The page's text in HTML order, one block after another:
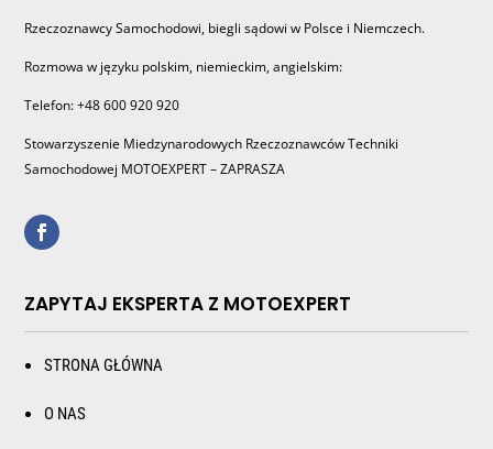
Rzeczoznawcy Samochodowi, biegli sądowi w Polsce i Niemczech.
Rozmowa w języku polskim, niemieckim, angielskim:
Telefon: +48 600 920 920
Stowarzyszenie Miedzynarodowych Rzeczoznawców Techniki
Samochodowej MOTOEXPERT – ZAPRASZA
ZAPYTAJ EKSPERTA Z MOTOEXPERT
STRONA GŁÓWNA
O NAS